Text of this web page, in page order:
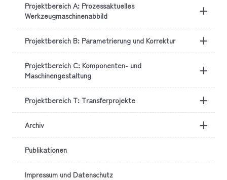
+
Projektbereich A: Prozessaktuelles
Werkzeugmaschinenabbild
+
Projektbereich B: Parametrierung und Korrektur
+
Projektbereich C: Komponenten- und
Maschinengestaltung
+
Projektbereich T: Transferprojekte
+
Archiv
Publikationen
Impressum und Datenschutz